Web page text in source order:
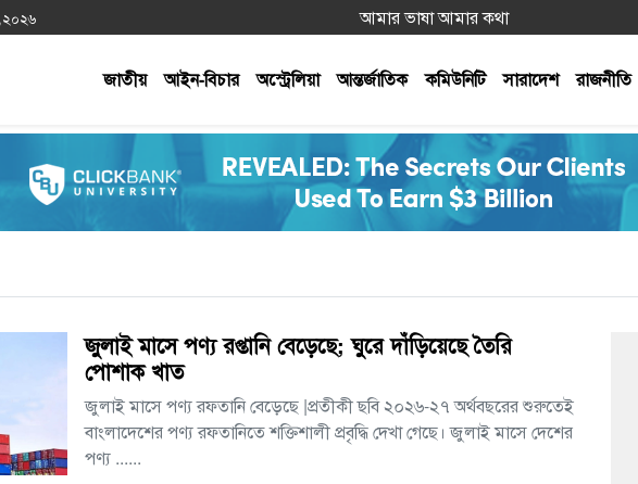
আমার ভাষা আমার কথা
জাতীয় আইন-বিচার অস্ট্রেলিয়া আন্তর্জাতিক কমিউনিটি সারাদেশ রাজনীতি
জুলাই মাসে পণ্য রপ্তানি বেড়েছে; ঘুরে দাঁড়িয়েছে তৈরি
পোশাক খাত
জুলাই মাসে পণ্য রফতানি বেড়েছে |প্রতীকী ছবি ২০২৬-২৭ অর্থবছরের শুরুতেই
বাংলাদেশের পণ্য রফতানিতে শক্তিশালী প্রবৃদ্ধি দেখা গেছে। জুলাই মাসে দেশের
পণ্য ......